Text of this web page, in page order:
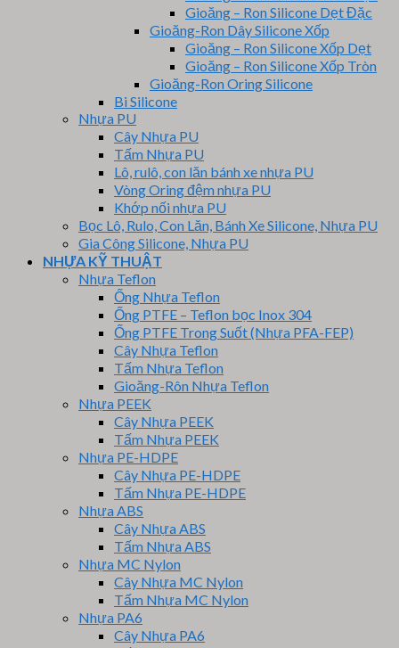
Gioăng – Ron Silicone Dẹt Đặc
Gioăng-Ron Dây Silicone Xốp
Gioăng – Ron Silicone Xốp Dẹt
Gioăng – Ron Silicone Xốp Tròn
Gioăng-Ron Oring Silicone
Bi Silicone
Nhựa PU
Cây Nhựa PU
Tấm Nhựa PU
Lô, rulô, con lăn bánh xe nhựa PU
Vòng Oring đệm nhựa PU
Khớp nối nhựa PU
Bọc Lô, Rulo, Con Lăn, Bánh Xe Silicone, Nhựa PU
Gia Công Silicone, Nhựa PU
NHỰA KỸ THUẬT
Nhựa Teflon
Ống Nhựa Teflon
Ống PTFE – Teflon bọc Inox 304
Ống PTFE Trong Suốt (Nhựa PFA-FEP)
Cây Nhựa Teflon
Tấm Nhựa Teflon
Gioăng-Rôn Nhựa Teflon
Nhựa PEEK
Cây Nhựa PEEK
Tấm Nhựa PEEK
Nhựa PE-HDPE
Cây Nhựa PE-HDPE
Tấm Nhựa PE-HDPE
Nhựa ABS
Cây Nhựa ABS
Tấm Nhựa ABS
Nhựa MC Nylon
Cây Nhựa MC Nylon
Tấm Nhựa MC Nylon
Nhựa PA6
Cây Nhựa PA6